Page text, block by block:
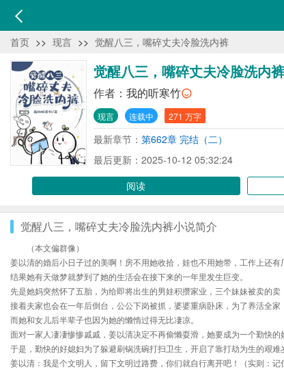
首页 >> 现言 >> 觉醒八三，嘴碎丈夫冷脸洗内裤
觉醒八三，嘴碎丈夫冷脸洗内裤
作者： 我的听寒竹
现言 连载中 271 万字
最新章节： 第662章 完结（二）
最后更新：2025-10-12 05:32:24
阅读
觉醒八三，嘴碎丈夫冷脸洗内裤小说简介
（本文偏群像）
姜以清的婚后小日子过的美啊！房不用她收拾，娃也不用她带，工作上还
结果她有天做梦就梦到了她的生活会在接下来的一年里发生巨变。
先是她妈突然怀了五胎，为给即将出生的男娃积攒家业，三个妹妹被卖的卖
接着夫家也会在一年后倒台，公公下岗被抓，婆婆重病卧床，为了养活全
而她和女儿后半辈子也因为她的懒惰过得无比凄凉。
面对一家人凄凄惨惨戚戚，姜以清决定不再偷懒耍滑，她要成为一个勤快的
于是，勤快的好媳妇为了躲避刷锅洗碗打扫卫生，开启了靠打劫为生的艰难
姜以清：我是个文明人，留下文明过路费，你们就自行离开吧！（实则：记